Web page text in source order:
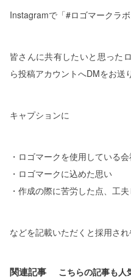
Instagramで「#ロゴマークラ
皆さんに共有したいと思った
ら投稿アカウントへDMをお送
キャプションに
・ロゴマークを使用している
・ロゴマークに込めた思い
・作成の際に苦労した点、工
などを記載いただくと採用され
関連記事